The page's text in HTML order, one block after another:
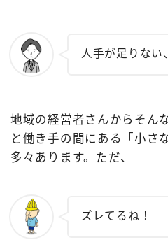
人手が足りな
地域の経営者さんからそん
と働き手の間にある「小さ
多々あります。ただ、
ズレてるね！